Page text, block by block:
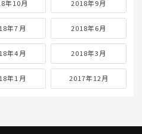
年10月 2018年9月
年7月 2018年6月
年4月 2018年3月
年1月 2017年12月